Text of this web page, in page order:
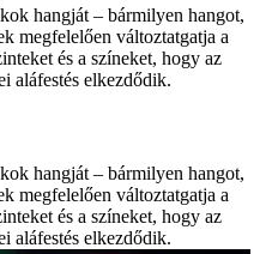
hangját – bármilyen hangot,
megfelelően változtatgatja a
és a színeket, hogy az
aláfestés elkezdődik.
hangját – bármilyen hangot,
megfelelően változtatgatja a
és a színeket, hogy az
aláfestés elkezdődik.